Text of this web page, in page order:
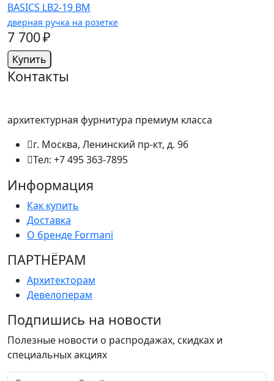
BASICS LB2-19 BM
дверная ручка на розетке
7 700 ₽
Купить
Контакты
архитектурная фурнитура премиум класса
г. Москва, Ленинский пр-кт, д. 96
Тел: +7 495 363-7895
Информация
Как купить
Доставка
О бренде Formani
ПАРТНËРАМ
Архитекторам
Девелоперам
Подпишись на новости
Полезные новости о распродажах, скидках и
специальных акциях